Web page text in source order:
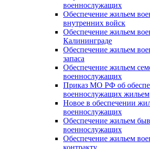
военнослужащих
Обеспечение жильем
внутренних войск
Обеспечение жильем
Калининграде
Обеспечение жильем
запаса
Обеспечение жильем
военнослужащих
Приказ МО РФ об
военнослужащих жильем
Новое в обеспечении
военнослужащих
Обеспечение жильем
военнослужащих
Обеспечение жильем
контракту